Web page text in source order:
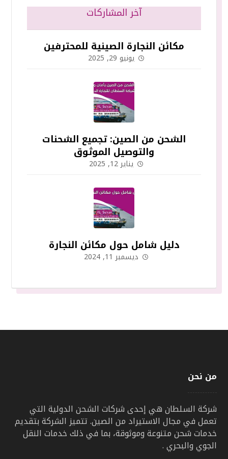
آخر المشاركات
مكائن النجارة الصينية للمحترفين
يونيو 29, 2025
الشحن من الصين: تجميع الشحنات
والتوصيل الموثوق
يناير 12, 2025
دليل شامل حول مكائن النجارة
ديسمبر 11, 2024
من نحن
شركة السلطان هي إحدى شركات الشحن الدولية التي
تعمل في مجال الاستيراد من الصين. تتميز الشركة بتقديم
خدمات شحن متنوعة وموثوقة، بما في ذلك خدمات النقل
الجوي والبحري .